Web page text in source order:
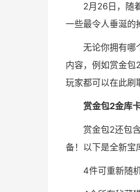
2月26日，随
一些最令人垂涎的
无论你拥有哪
内容，例如赏金包
玩家都可以在此刷
赏金包2金库
赏金包2还包
备！以下是全新宝
4件可重新随